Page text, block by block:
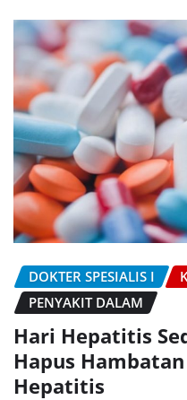
DOKTER SPESIALIS I
PENYAKIT DALAM
Hari Hepatitis
Hapus
Hepatitis